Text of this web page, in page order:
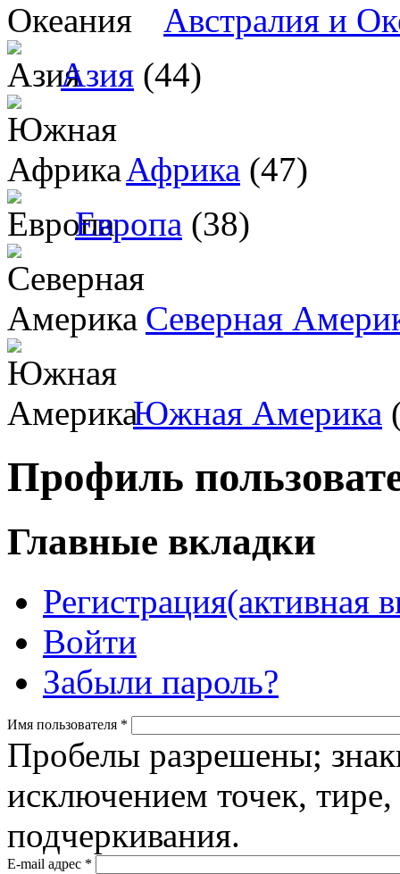
Австралия и
Азия (44)
Африка (47)
Европа (38)
Северная
Южная Америка
Профиль
Главные вкладки
Регистрация(активная
Войти
Забыли пароль?
Имя пользователя *
Пробелы разрешены;
исключением точек,
подчеркивания.
E-mail адрес *